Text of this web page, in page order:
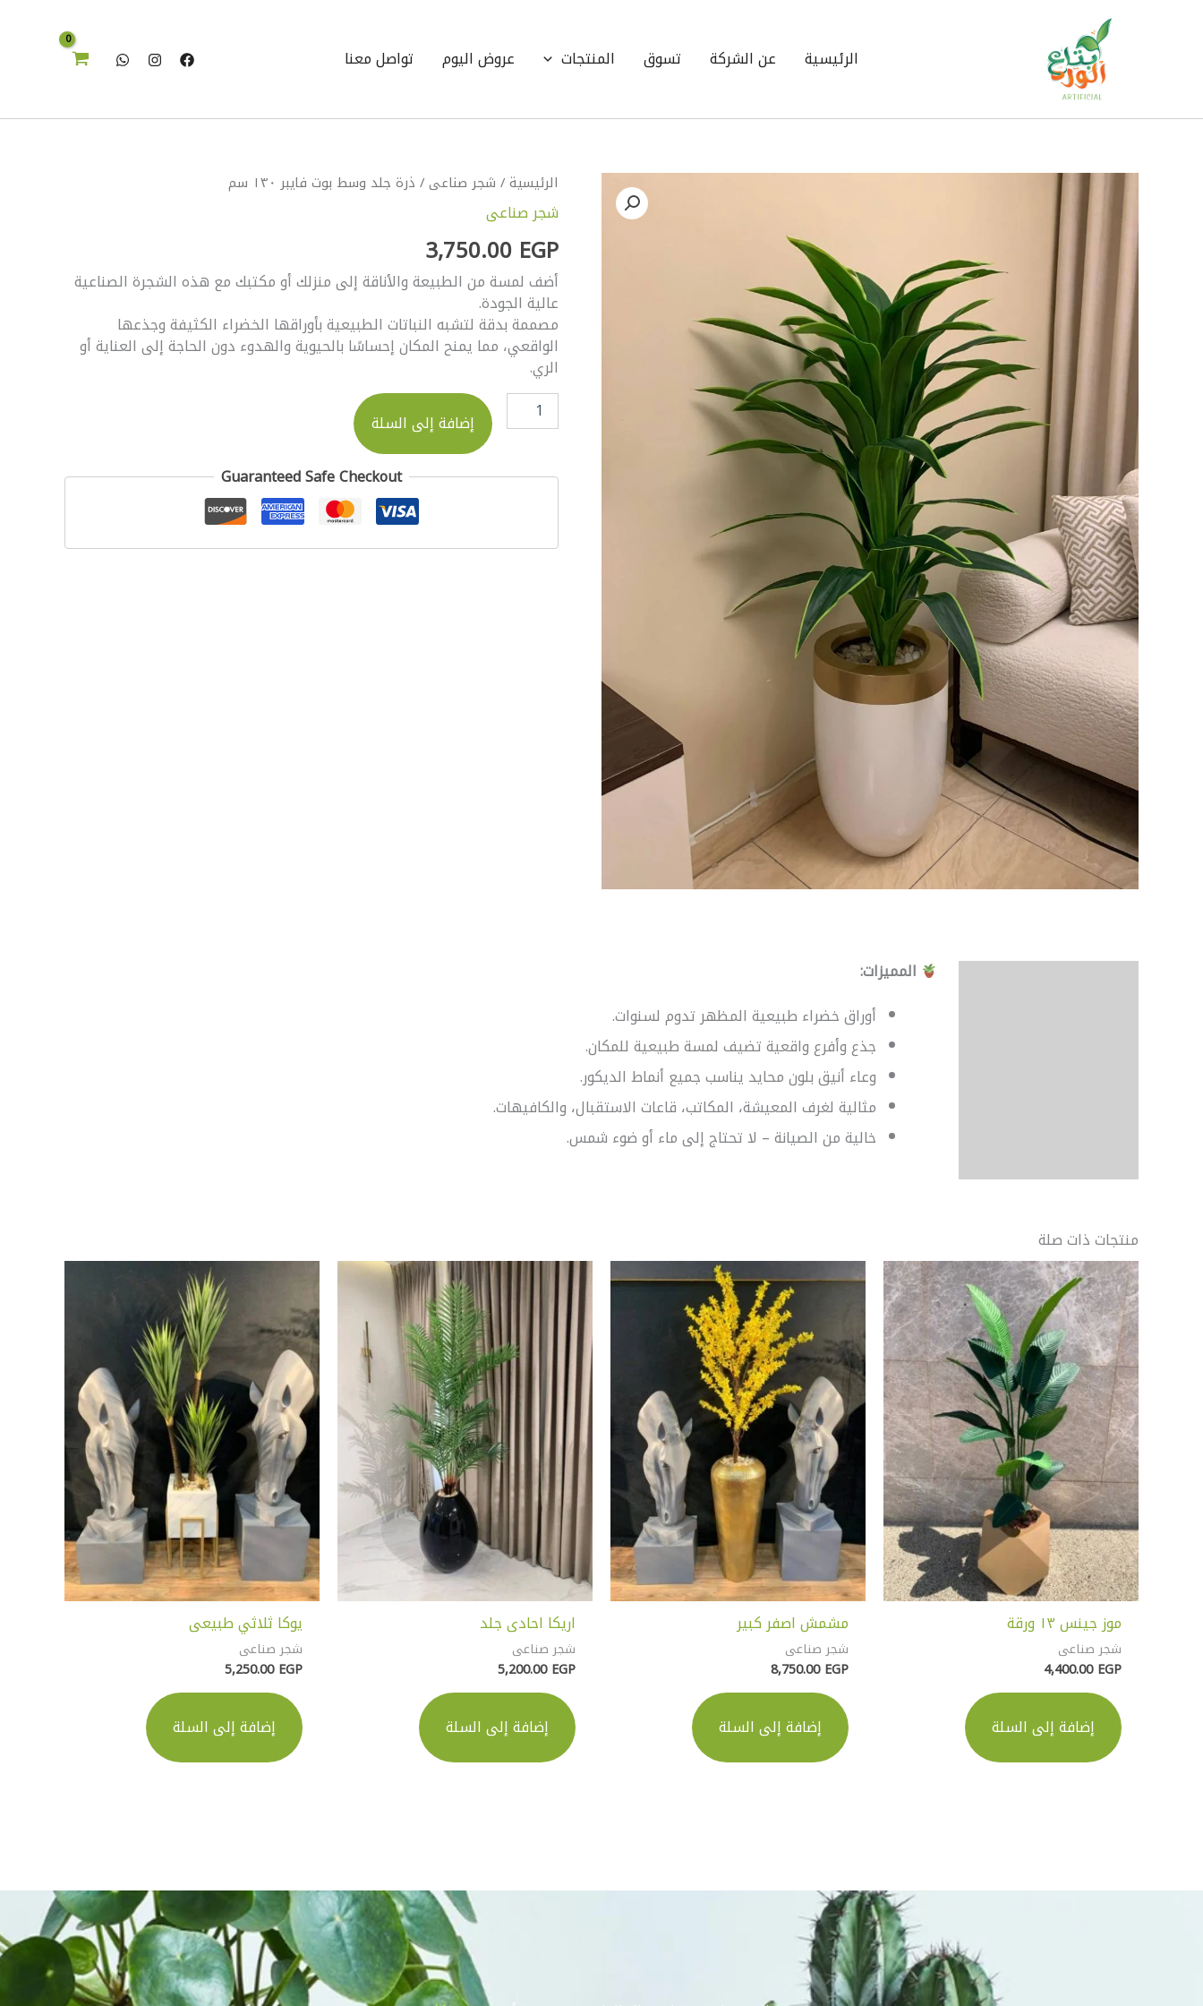
الرئيسية عن الشركة تسوق المنتجات عروض اليوم تواصل معنا
الرئيسية/ شجر صناعى/ ذرة جلد وسط بوت فايبر ١٣٠ سم
شجر صناعى
3,750.00 EGP
أضف لمسة من الطبيعة والأناقة إلى منزلك أو مكتبك مع هذه الشجرة الصناعية
عالية الجودة.
مصممة بدقة لتشبه النباتات الطبيعية بأوراقها الخضراء الكثيفة وجذعها
الواقعي، مما يمنح المكان إحساسًا بالحيوية والهدوء دون الحاجة إلى العناية أو
الري.
كمية
جلد
بوت
فايبر
١٣٠
سم
إضافة إلى السلة
Guaranteed Safe Checkout
المميزات:
أوراق خضراء طبيعية المظهر تدوم لسنوات.
جذع وأفرع واقعية تضيف لمسة طبيعية للمكان.
وعاء أنيق بلون محايد يناسب جميع أنماط الديكور.
مثالية لغرف المعيشة، المكاتب، قاعات الاستقبال، والكافيهات.
خالية من الصيانة – لا تحتاج إلى ماء أو ضوء شمس.
منتجات ذات صلة
موز جينس ١٣ ورقة
شجر صناعى
4,400.00EGP
إضافة إلى السلة
مشمش اصفر كبير
شجر صناعى
8,750.00EGP
إضافة إلى السلة
اريكا احادى جلد
شجر صناعى
5,200.00EGP
إضافة إلى السلة
يوكا ثلاثي طبيعى
شجر صناعى
5,250.00EGP
إضافة إلى السلة